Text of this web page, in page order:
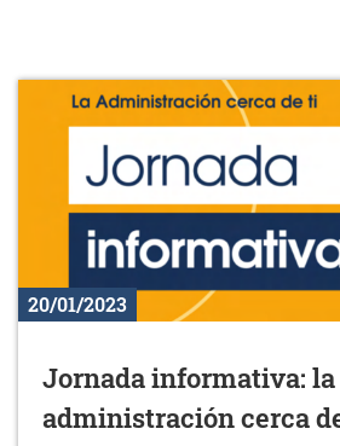
20/01/2023
Jornada informativa: la
administración cerca